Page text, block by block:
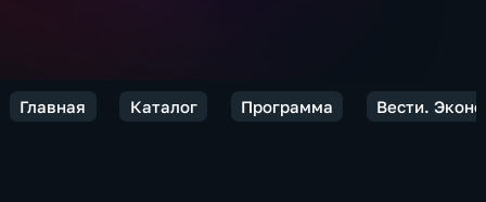
Главная Каталог Программа Вести.